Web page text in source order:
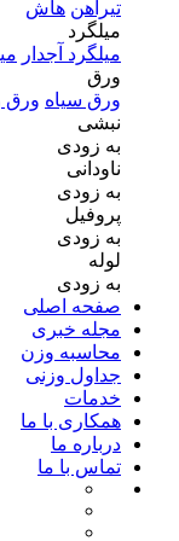
تیرآهن هاش
میلگرد
میلگرد آجدار
ورق
ورق سیاه ورق
نبشی
به زودی
ناودانی
به زودی
پروفیل
به زودی
لوله
به زودی
صفحه اصلی
مجله خبری
محاسبه وزن
جداول وزنی
خدمات
همکاری با ما
درباره ما
تماس با ما